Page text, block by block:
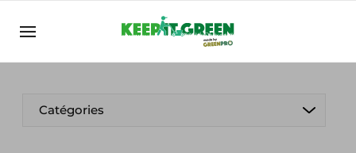
FR ENG FR
Catégories